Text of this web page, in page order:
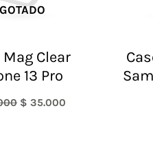
Mag Clear
13 Pro
$ 35.000